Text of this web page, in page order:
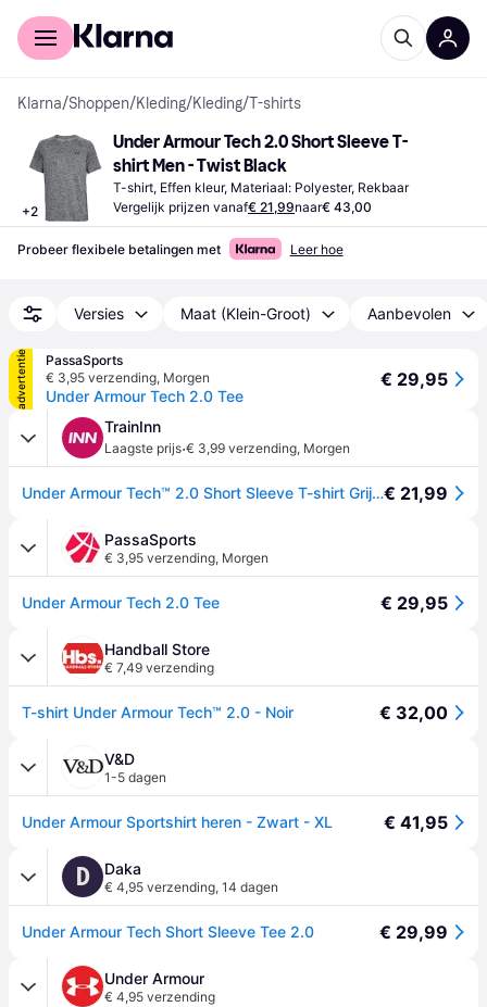
Voor shoppers
Klarna/Shoppen/Kleding/Kleding/T-shirts
+2
Under Armour Tech 2.0 Short Sleeve T-
shirt Men - Twist Black
T-shirt, Effen kleur, Materiaal: Polyester, Rekbaar
Vergelijk prijzen vanaf€ 21,99naar€ 43,00
Probeer flexibele betalingen met Leer hoe
Versies Maat (Klein-Groot) Aanbevolen
advertentie
PassaSports
€ 3,95 verzending, Morgen
Under Armour Tech 2.0 Tee
€ 29,95
TrainInn
Laagste prijs·€ 3,99 verzending, Morgen
Under Armour Tech™ 2.0 Short Sleeve T-shirt Grijs XL / Regular Man€ 21,99
PassaSports
€ 3,95 verzending, Morgen
Under Armour Tech 2.0 Tee € 29,95
Handball Store
€ 7,49 verzending
T-shirt Under Armour Tech™ 2.0 - Noir € 32,00
V&D
1-5 dagen
Under Armour Sportshirt heren - Zwart - XL € 41,95
D Daka
€ 4,95 verzending, 14 dagen
Under Armour Tech Short Sleeve Tee 2.0 € 29,99
Under Armour
€ 4,95 verzending